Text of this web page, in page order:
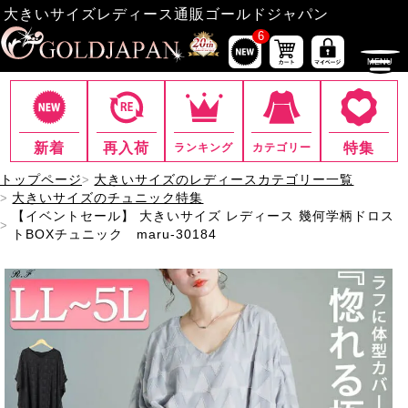
大きいサイズレディース通販ゴールドジャパン
6
新着 再入荷 ランキング カテゴリー 特集
トップページ
大きいサイズのレディースカテゴリー一覧
大きいサイズのチュニック特集
【イベントセール】 大きいサイズ レディース 幾何学柄ドロス
トBOXチュニック maru-30184